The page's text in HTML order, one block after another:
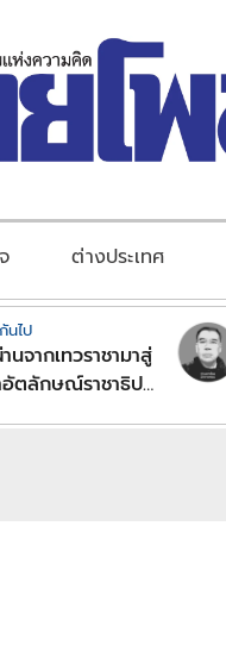
ต่างประเทศ
นไป
นจากเทวราชามาสู่
อัตลักษณ์ราชาธิป